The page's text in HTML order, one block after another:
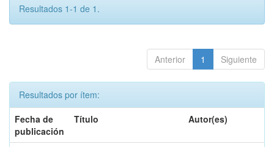
Resultados 1-1 de 1.
Anterior 1 Siguiente
Resultados por ítem:
Fecha de
publicación
Título Autor(es)